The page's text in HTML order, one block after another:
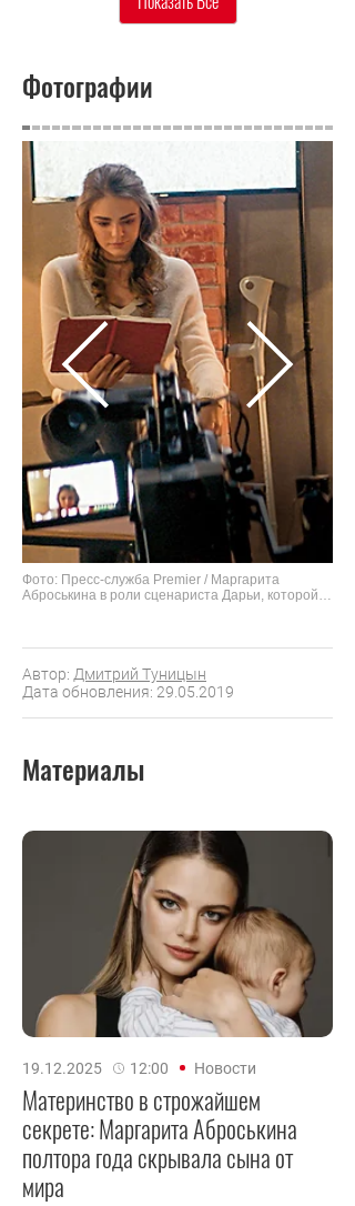
Фотографии
Фото: Пресс-служба Premier / Маргарита
Аброськина в роли сценариста Дарьи, которой
Автор: Дмитрий Туницын
Дата обновления: 29.05.2019
Материалы
19.12.2025 12:00 Новости
Материнство в строжайшем
секрете: Маргарита Аброськина
полтора года скрывала сына от
мира